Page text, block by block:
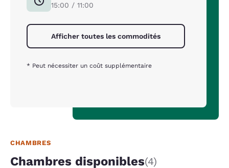
15:00 / 11:00
Afficher toutes les commodités
* Peut nécessiter un coût supplémentaire
CHAMBRES
Chambres disponibles(4)